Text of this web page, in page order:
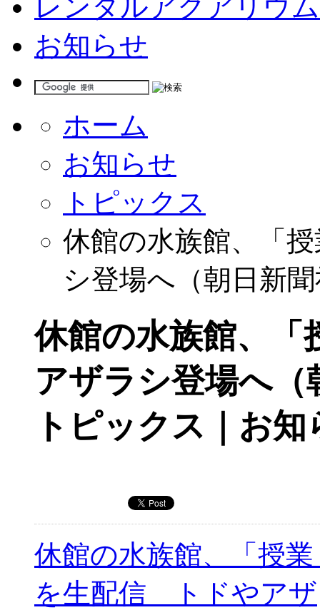
レンタルアクアリウム
お知らせ
ホーム
お知らせ
トピックス
休館の水族館、「
シ登場へ（朝日新
休館の水族館、
アザラシ登場へ（
トピックス｜お知
休館の水族館、「授業
を生配信 トドやアザ